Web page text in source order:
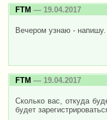
FTM — 19.04.2017
Вечером узнаю - напишу.
FTM — 19.04.2017
Сколько вас, откуда
будет